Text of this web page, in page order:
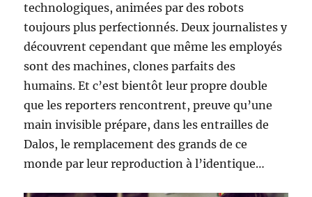
technologiques, animées par des robots
toujours plus perfectionnés. Deux journalistes y
découvrent cependant que même les employés
sont des machines, clones parfaits des
humains. Et c’est bientôt leur propre double
que les reporters rencontrent, preuve qu’une
main invisible prépare, dans les entrailles de
Dalos, le remplacement des grands de ce
monde par leur reproduction à l’identique…